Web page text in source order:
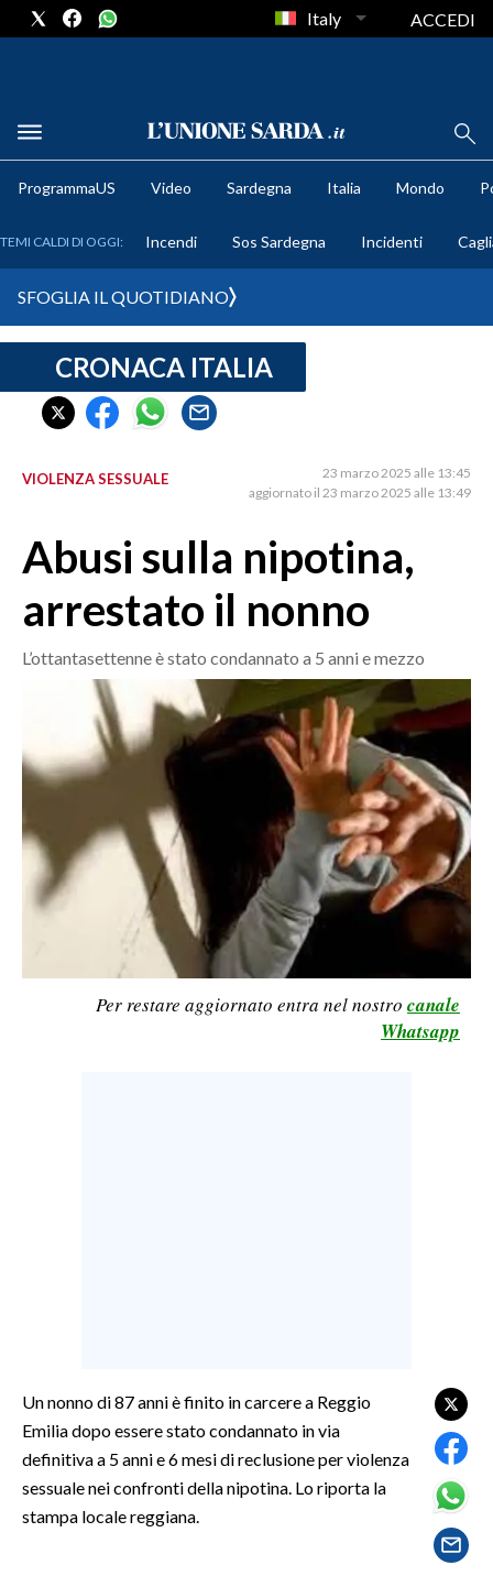
METEO
CRONACA SARDEGNA
CAGLIARI
SULCIS IGLESIENTE
SASSARI E PROVINCIA
GALLURA
OGLIASTRA
CRONACA
ITALIA
POLITICA
SERVIZI ALLE IMPRESE
SPETTACOLI
Italy ACCEDI
ProgrammaUS Video Sardegna Italia Mondo
TEMI CALDI DI OGGI: Incendi Sos Sardegna Incidenti
SFOGLIA IL QUOTIDIANO
CRONACA ITALIA
VIOLENZA SESSUALE
23 marzo 2025 alle 13:45
aggiornato il 23 marzo 2025 alle 13:49
Abusi sulla nipotina,
arrestato il nonno
L’ottantasettenne è stato condannato a 5 anni e mezzo
Per restare aggiornato entra nel nostro canale
Whatsapp
Un nonno di 87 anni è finito in carcere a Reggio
Emilia dopo essere stato condannato in via
definitiva a 5 anni e 6 mesi di reclusione per violenza
sessuale nei confronti della nipotina. Lo riporta la
stampa locale reggiana.